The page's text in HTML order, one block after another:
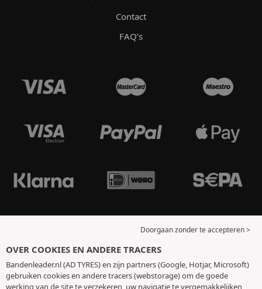
Contact
FAQ’s
Doorgaan zonder te accepteren >
OVER COOKIES EN ANDERE TRACERS
Bandenleader.nl (AD TYRES) en zijn partners (Google, Hotjar, Microsoft)
gebruiken cookies en andere tracers (webstorage) om de goede
werking van de site te verzekeren, uw navigatie te vergemakkelijken,